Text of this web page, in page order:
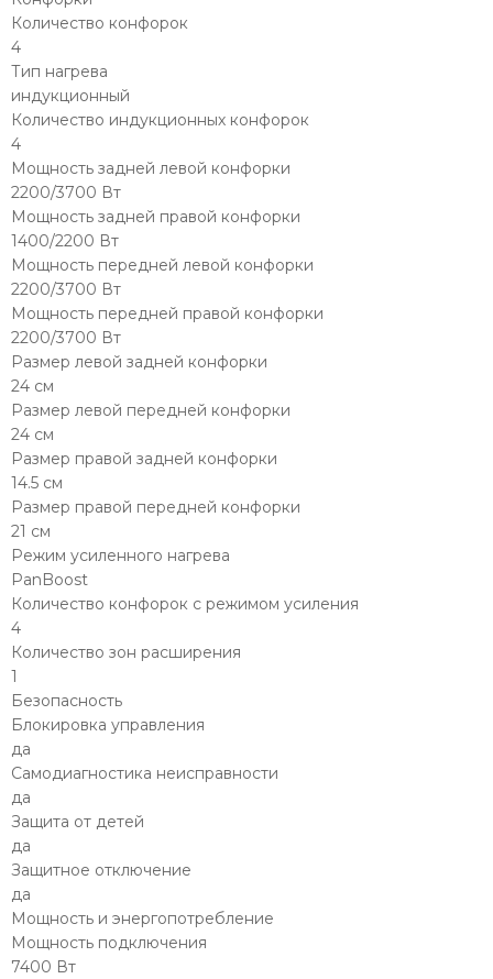
Количество конфорок
4
Тип нагрева
индукционный
Количество индукционных конфорок
4
Мощность задней левой конфорки
2200/3700 Вт
Мощность задней правой конфорки
1400/2200 Вт
Мощность передней левой конфорки
2200/3700 Вт
Мощность передней правой конфорки
2200/3700 Вт
Размер левой задней конфорки
24 см
Размер левой передней конфорки
24 см
Размер правой задней конфорки
14.5 см
Размер правой передней конфорки
21 см
Режим усиленного нагрева
PanBoost
Количество конфорок с режимом усиления
4
Количество зон расширения
1
Безопасность
Блокировка управления
да
Самодиагностика неисправности
да
Защита от детей
да
Защитное отключение
да
Мощность и энергопотребление
Мощность подключения
7400 Вт